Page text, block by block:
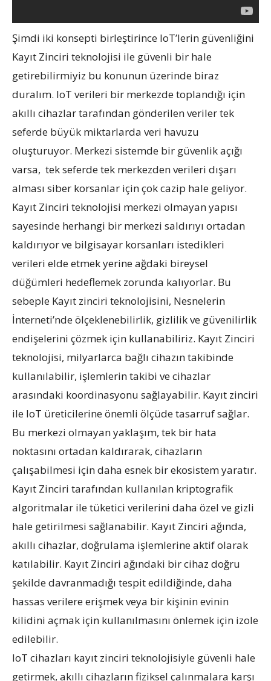
Şimdi iki konsepti birleştirince IoT’lerin güvenliğini
Kayıt Zinciri teknolojisi ile güvenli bir hale
getirebilirmiyiz bu konunun üzerinde biraz
duralım. IoT verileri bir merkezde toplandığı için
akıllı cihazlar tarafından gönderilen veriler tek
seferde büyük miktarlarda veri havuzu
oluşturuyor. Merkezi sistemde bir güvenlik açığı
varsa, tek seferde tek merkezden verileri dışarı
alması siber korsanlar için çok cazip hale geliyor.
Kayıt Zinciri teknolojisi merkezi olmayan yapısı
sayesinde herhangi bir merkezi saldırıyı ortadan
kaldırıyor ve bilgisayar korsanları istedikleri
verileri elde etmek yerine ağdaki bireysel
düğümleri hedeflemek zorunda kalıyorlar. Bu
sebeple Kayıt zinciri teknolojisini, Nesnelerin
İnterneti’nde ölçeklenebilirlik, gizlilik ve güvenilirlik
endişelerini çözmek için kullanabiliriz. Kayıt Zinciri
teknolojisi, milyarlarca bağlı cihazın takibinde
kullanılabilir, işlemlerin takibi ve cihazlar
arasındaki koordinasyonu sağlayabilir. Kayıt zinciri
ile IoT üreticilerine önemli ölçüde tasarruf sağlar.
Bu merkezi olmayan yaklaşım, tek bir hata
noktasını ortadan kaldırarak, cihazların
çalışabilmesi için daha esnek bir ekosistem yaratır.
Kayıt Zinciri tarafından kullanılan kriptografik
algoritmalar ile tüketici verilerini daha özel ve gizli
hale getirilmesi sağlanabilir. Kayıt Zinciri ağında,
akıllı cihazlar, doğrulama işlemlerine aktif olarak
katılabilir. Kayıt Zinciri ağındaki bir cihaz doğru
şekilde davranmadığı tespit edildiğinde, daha
hassas verilere erişmek veya bir kişinin evinin
kilidini açmak için kullanılmasını önlemek için izole
edilebilir.
IoT cihazları kayıt zinciri teknolojisiyle güvenli hale
getirmek, akıllı cihazların fiziksel çalınmalara karşı